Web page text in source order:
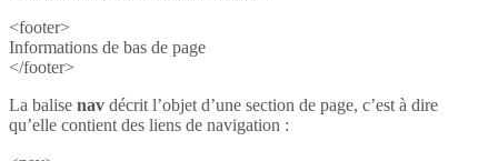
<footer>
Informations de bas de page
</footer>
La balise nav décrit l’objet d’une section de page, c’est à dire
qu’elle contient des liens de navigation :